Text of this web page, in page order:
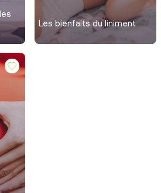
Les bienfaits du liniment